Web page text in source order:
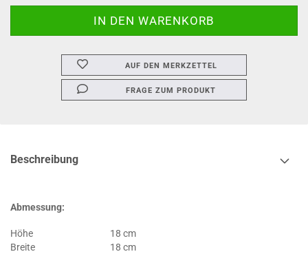
AUF DEN MERKZETTEL
FRAGE ZUM PRODUKT
Beschreibung
Abmessung:
Höhe
18 cm
Breite
18 cm